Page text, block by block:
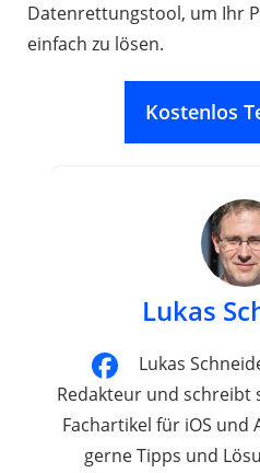
Datenrettungstool, um Ihr
einfach zu lösen.
Kostenlos
Lukas
Lukas
Redakteur und schreibt
Fachartikel für iOS und
gerne Tipps und